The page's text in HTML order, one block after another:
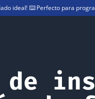
ideal! ⌨️ Perfecto para
de